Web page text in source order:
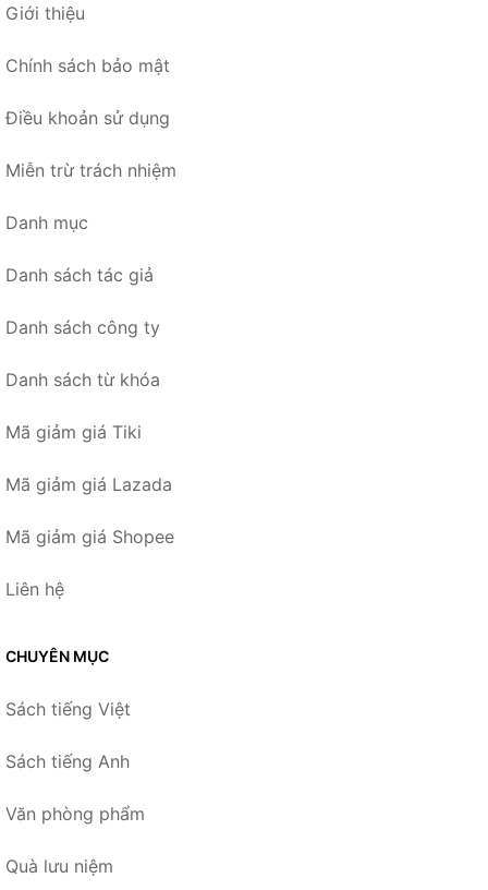
Giới thiệu
Chính sách bảo mật
Điều khoản sử dụng
Miễn trừ trách nhiệm
Danh mục
Danh sách tác giả
Danh sách công ty
Danh sách từ khóa
Mã giảm giá Tiki
Mã giảm giá Lazada
Mã giảm giá Shopee
Liên hệ
CHUYÊN MỤC
Sách tiếng Việt
Sách tiếng Anh
Văn phòng phẩm
Quà lưu niệm